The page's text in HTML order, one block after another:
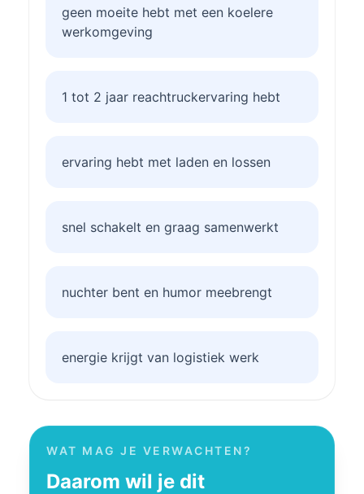
geen moeite hebt met een koelere
werkomgeving
1 tot 2 jaar reachtruckervaring hebt
ervaring hebt met laden en lossen
snel schakelt en graag samenwerkt
nuchter bent en humor meebrengt
energie krijgt van logistiek werk
WAT MAG JE VERWACHTEN?
Daarom wil je dit